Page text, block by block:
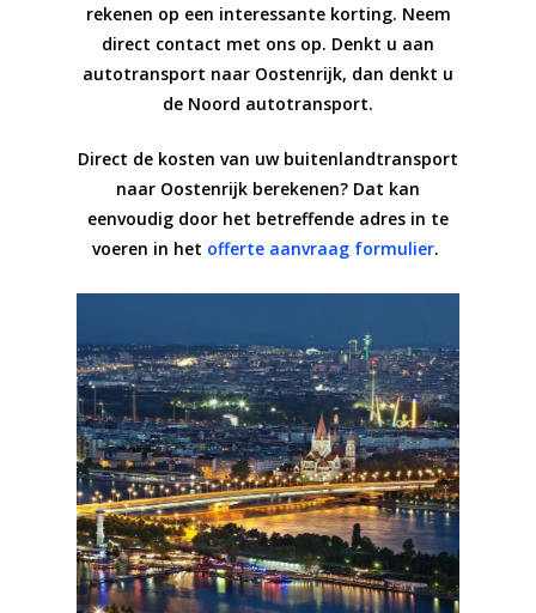
rekenen op een interessante korting. Neem
direct contact met ons op. Denkt u aan
autotransport naar Oostenrijk, dan denkt u
de Noord autotransport.
Direct de kosten van uw buitenlandtransport
naar Oostenrijk berekenen? Dat kan
eenvoudig door het betreffende adres in te
voeren in het offerte aanvraag formulier.